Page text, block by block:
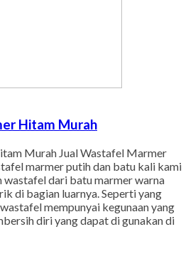
Hitam Murah
Murah Jual Wastafel Marmer
marmer putih dan batu kali kami
wastafel dari batu marmer warna
di bagian luarnya. Seperti yang
mempunyai kegunaan yang
diri yang dapat di gunakan di